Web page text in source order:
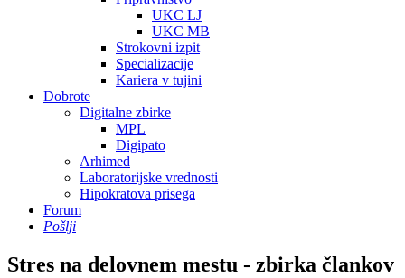
UKC LJ
UKC MB
Strokovni izpit
Specializacije
Kariera v tujini
Dobrote
Digitalne zbirke
MPL
Digipato
Arhimed
Laboratorijske vrednosti
Hipokratova prisega
Forum
Pošlji
Stres na delovnem mestu - zbirka člankov